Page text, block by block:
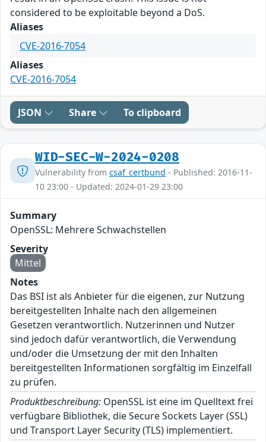
considered to be exploitable beyond a DoS.
Aliases
CVE-2016-7054
Aliases
CVE-2016-7054
JSON Share To clipboard
WID-SEC-W-2024-0208
Vulnerability from csaf_certbund - Published: 2016-11-
10 23:00 - Updated: 2024-01-29 23:00
Summary
OpenSSL: Mehrere Schwachstellen
Severity
Mittel
Notes
Das BSI ist als Anbieter für die eigenen, zur Nutzung
bereitgestellten Inhalte nach den allgemeinen
Gesetzen verantwortlich. Nutzerinnen und Nutzer
sind jedoch dafür verantwortlich, die Verwendung
und/oder die Umsetzung der mit den Inhalten
bereitgestellten Informationen sorgfältig im Einzelfall
zu prüfen.
Produktbeschreibung: OpenSSL ist eine im Quelltext frei
verfügbare Bibliothek, die Secure Sockets Layer (SSL)
und Transport Layer Security (TLS) implementiert.